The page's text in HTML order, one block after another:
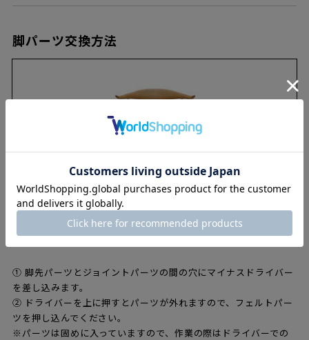
脚パーツ交換方法
① 脚先パーツとジョイントパーツの間の穴にマイナスドライバー
を差し込みます。
② ドライバーを上に押すとパーツが外れますので、フェルトパー
ツを押し込んでください。
※パーツは固めに入っていますので、作業の際はドライバーでの